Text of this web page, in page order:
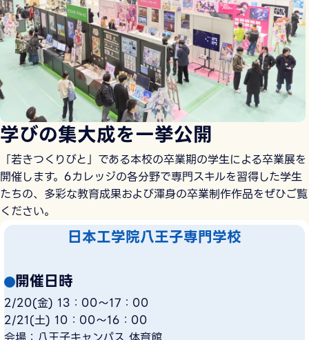
学びの集大成を一挙公開
「若きつくりびと」である本校の卒業期の学生による卒業展を
開催します。6カレッジの各分野で専門スキルを習得した学生
たちの、多彩な教育成果および渾身の卒業制作作品をぜひご覧
ください。
日本工学院八王子専門学校
開催日時
2/20(金) 13：00〜17：00
2/21(土) 10：00〜16：00